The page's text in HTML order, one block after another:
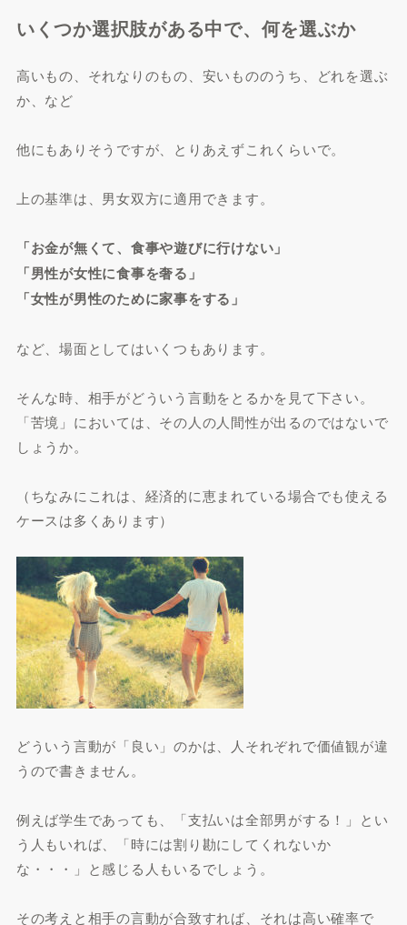
いくつか選択肢がある中で、何を選ぶか
高いもの、それなりのもの、安いもののうち、どれを選ぶ
か、など
他にもありそうですが、とりあえずこれくらいで。
上の基準は、男女双方に適用できます。
「お金が無くて、食事や遊びに行けない」
「男性が女性に食事を奢る」
「女性が男性のために家事をする」
など、場面としてはいくつもあります。
そんな時、相手がどういう言動をとるかを見て下さい。
「苦境」においては、その人の人間性が出るのではないで
しょうか。
（ちなみにこれは、経済的に恵まれている場合でも使える
ケースは多くあります）
どういう言動が「良い」のかは、人それぞれで価値観が違
うので書きません。
例えば学生であっても、「支払いは全部男がする！」とい
う人もいれば、「時には割り勘にしてくれないか
な・・・」と感じる人もいるでしょう。
その考えと相手の言動が合致すれば、それは高い確率で